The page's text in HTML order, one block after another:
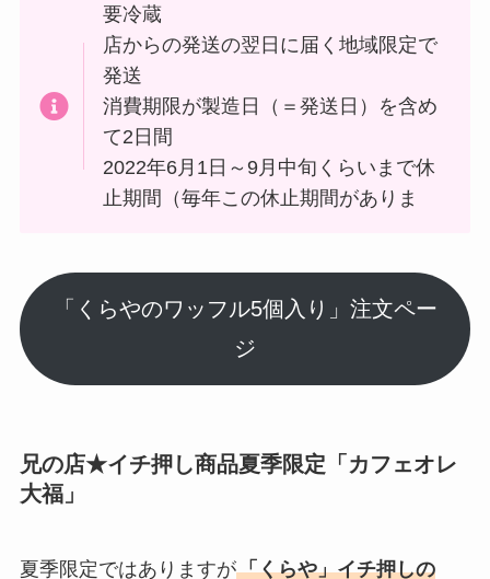
要冷蔵
店からの発送の翌日に届く地域限定で
発送
消費期限が製造日（＝発送日）を含め
て2日間
2022年6月1日～9月中旬くらいまで休
止期間（毎年この休止期間がありま
「くらやのワッフル5個入り」注文ペー
ジ
兄の店★イチ押し商品夏季限定「カフェオレ
大福」
夏季限定ではありますが「くらや」イチ押しの